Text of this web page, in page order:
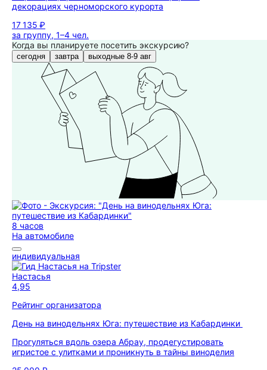
декорациях черноморского курорта
17 135 ₽
за группу, 1–4 чел.
Когда вы планируете посетить экскурсию?
сегодня завтра выходные 8-9 авг
8 часов
На автомобиле
индивидуальная
Настасья
4,95
Рейтинг организатора
День на винодельнях Юга: путешествие из Кабардинки
Прогуляться вдоль озера Абрау, продегустировать
игристое с улитками и проникнуть в тайны виноделия